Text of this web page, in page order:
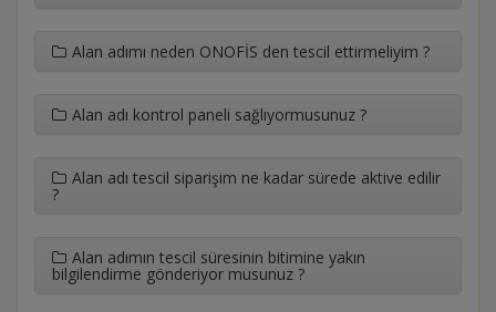
Alan adımı neden ONOFİS den tescil ettirmeliyim ?
Alan adı kontrol paneli sağlıyormusunuz ?
Alan adı tescil siparişim ne kadar sürede aktive edilir
?
Alan adımın tescil süresinin bitimine yakın
bilgilendirme gönderiyor musunuz ?